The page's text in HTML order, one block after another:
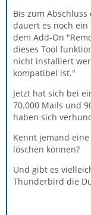
Bis zum Abschluss
dauert es noch
dem Add-On
dieses Tool
nicht installiert
kompatibel ist."
Jetzt hat sich bei
70.000 Mails und
haben sich
Kennt jemand
löschen können?
Und gibt es
Thunderbird die